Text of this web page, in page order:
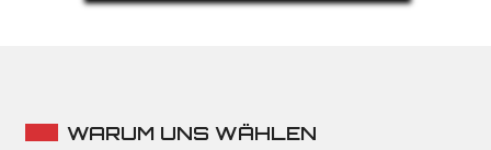
WARUM UNS WÄHLEN